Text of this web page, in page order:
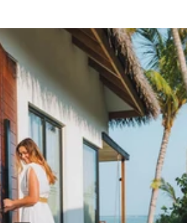
Faktoren ab: Reisedauer,
vom Volumen-Guide über
– aber für jede Reiseart gibt es den
Kleidung sollten Sie 30–40